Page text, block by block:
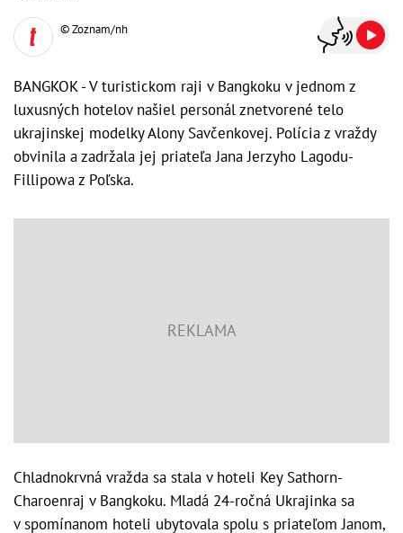
© Zoznam/nh
BANGKOK - V turistickom raji v Bangkoku v jednom z
luxusných hotelov našiel personál znetvorené telo
ukrajinskej modelky Alony Savčenkovej. Polícia z vraždy
obvinila a zadržala jej priateľa Jana Jerzyho Lagodu-
Fillipowa z Poľska.
Chladnokrvná vražda sa stala v hoteli Key Sathorn-
Charoenraj v Bangkoku. Mladá 24-ročná Ukrajinka sa
v spomínanom hoteli ubytovala spolu s priateľom Janom,